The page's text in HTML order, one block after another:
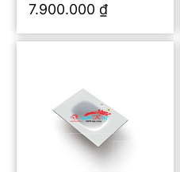
7.900.000 ₫